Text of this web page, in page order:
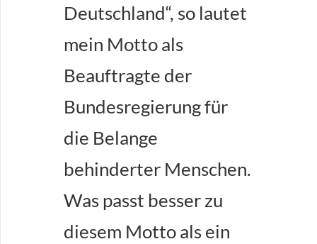
Deutschland“, so lautet
mein Motto als
Beauftragte der
Bundesregierung für
die Belange
behinderter Menschen.
Was passt besser zu
diesem Motto als ein